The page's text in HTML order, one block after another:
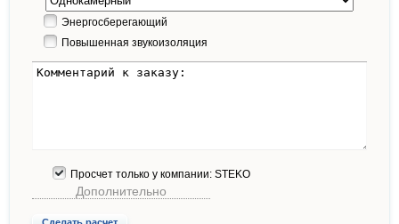
Энергосберегающий
Повышенная звукоизоляция
Просчет только у компании: STEKO
Дополнительно